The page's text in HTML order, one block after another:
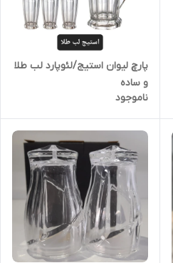
پارچ لیوان استیج/لئوپارد لب طلا
و ساده
ناموجود